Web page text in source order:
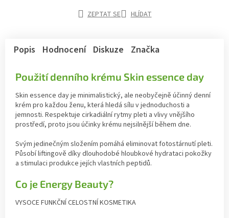
ZEPTAT SE HLÍDAT
Popis Hodnocení Diskuze Značka
Použití denního krému Skin essence day
Skin essence day je minimalistický, ale neobyčejně účinný denní
krém pro každou ženu, která hledá sílu v jednoduchosti a
jemnosti. Respektuje cirkadiální rytmy pleti a vlivy vnějšího
prostředí, proto jsou účinky krému nejsilnější během dne.
Svým jedinečným složením pomáhá eliminovat fotostárnutí pleti.
Působí liftingově díky dlouhodobé hloubkové hydrataci pokožky
a stimulaci produkce jejích vlastních peptidů.
Co je Energy Beauty?
VYSOCE FUNKČNÍ CELOSTNÍ KOSMETIKA